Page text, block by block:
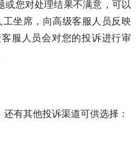
您对处理结果不满意，可以
坐席，向高级客服人员反映
服人员会对您的投诉进行审
有其他投诉渠道可供选择：